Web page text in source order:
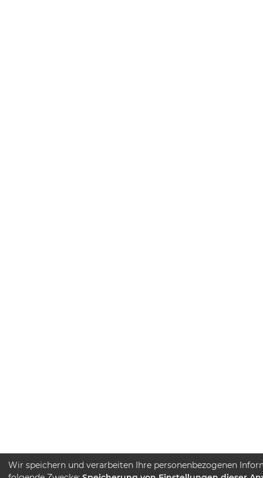
Wir speichern und verarbeiten Ihre personenbezogenen